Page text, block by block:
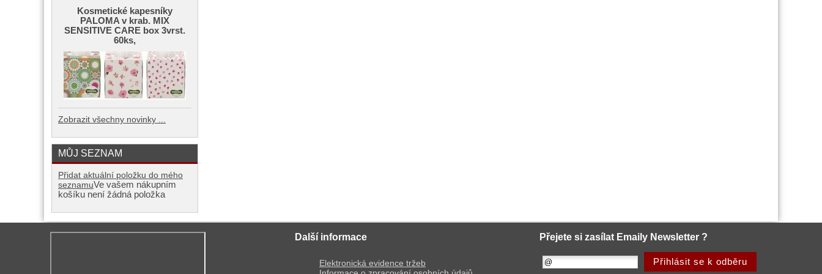
Kosmetické kapesníky
PALOMA v krab. MIX
SENSITIVE CARE box 3vrst.
60ks,
Zobrazit všechny novinky ...
MŮJ SEZNAM
Přidat aktuální položku do mého
seznamuVe vašem nákupním
košíku není žádná položka
Další informace
Elektronická evidence tržeb
Přejete si zasílat Emaily Newsletter ?